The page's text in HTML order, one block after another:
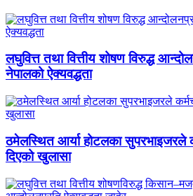
लघुवित्त तथा वित्तीय शोषण विरुद्ध
नेपालको ऐक्यवद्धता
ठमेलस्थित आर्या होटलका सुपरभाइजरले
दिएको खुलासा